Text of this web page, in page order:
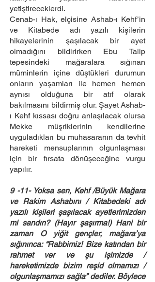
yetiştireceklerdi.
Cenab-ı Hak, elçisine Ashab-ı Kehf’in
ve Kitabede adı yazılı kişilerin
hikayelerinin şaşılacak bir ayet
olmadığını bildirirken Ebu Talip
tepesindeki mağaralara sığınan
müminlerin içine düştükleri durumun
onların yaşamları ile hemen hemen
aynısı olduğuna bir atıf olarak
bakılmasını bildirmiş olur. Şayet Ashab-
ı Kehf kıssası doğru anlaşılacak olursa
Mekke müşriklerinin kendilerine
uyguladıkları bu muhasaranın da tevhit
hareketi mensuplarının olgunlaşması
için bir fırsata dönüşeceğine vurgu
yapılır.
9 -11- Yoksa sen, Kehf /Büyük Mağara
ve Rakim Ashabını / Kitabedeki adı
yazılı kişileri şaşılacak ayetlerimizden
mi sandın? (Hayır şaşırma!) Hani bir
zaman O yiğit gençler, mağara’ya
sığınınca: “Rabbimiz! Bize katından bir
rahmet ver ve şu işimizde /
hareketimizde bizim reşid olmamızı /
olgunlaşmamızı sağla” dediler. Böylece